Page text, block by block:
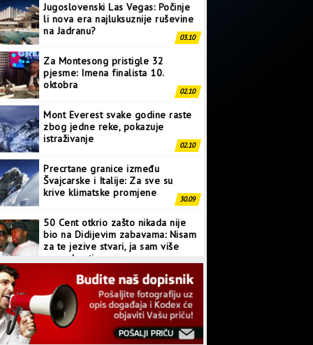
03.10
Za Montesong pristigle 32
Mont Everest svake godine raste
02.10
Precrtane granice između
Švajcarske i Italije: Za sve su
50 Cent otkrio zašto nikada nije
bio na Didijevim zabavama: Nisam
normalan tip
28.09
Japanci prave superkompjuter
27.09
Linkin Park ima novu pjesmu:
Poslušajte “Heavy Is The Crown”
26.09